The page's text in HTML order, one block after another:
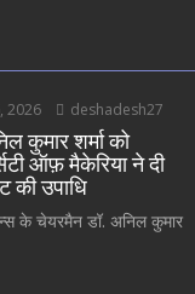
2026 deshadesh27
कुमार शर्मा को
ऑफ़ मैकेरिया ने दी
की उपाधि
के चेयरमैन डॉ. अनिल कुमार